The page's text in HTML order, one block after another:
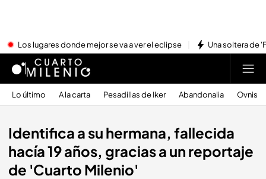
Los lugares donde mejor se va a ver el eclipse Una soltera de
Lo último A la carta Pesadillas de Iker Abandonalia Ovnis
Identifica a su hermana, fallecida
hacía 19 años, gracias a un reportaje
de 'Cuarto Milenio'